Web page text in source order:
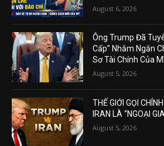
August 6, 2026
Ông Trump Đã
Cấp” Nhằm Ngăn
Sơ Tài Chính Của
August 5, 2026
THẾ GIỚI GỌI
IRAN LÀ “NGOẠI
August 5, 2026